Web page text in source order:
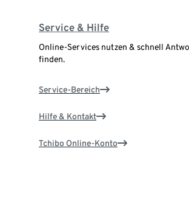
Service & Hilfe
Online-Services nutzen & schnell
finden.
Service-Bereich
Hilfe & Kontakt
Tchibo Online-Konto